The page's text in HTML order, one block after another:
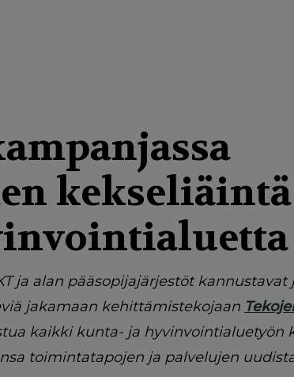
kekseliäintä
ja alan pääsopijajärjestöt kannustavat
jakamaan kehittämistekojaan
kaikki kunta- ja hyvinvointialuetyön
toimintatapojen ja palvelujen